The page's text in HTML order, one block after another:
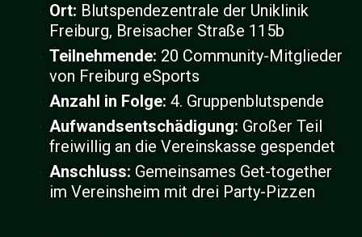
Ort: Blutspendezentrale der Uniklinik
Freiburg, Breisacher Straße 115b
Teilnehmende: 20 Community-Mitglieder
von Freiburg eSports
Anzahl in Folge: 4. Gruppenblutspende
Aufwandsentschädigung: Großer Teil
freiwillig an die Vereinskasse gespendet
Anschluss: Gemeinsames Get-together
im Vereinsheim mit drei Party-Pizzen